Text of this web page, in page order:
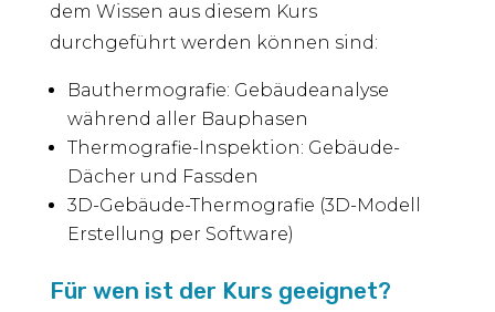
dem Wissen aus diesem Kurs
durchgeführt werden können sind:
Bauthermografie: Gebäudeanalyse
während aller Bauphasen
Thermografie-Inspektion: Gebäude-
Dächer und Fassden
3D-Gebäude-Thermografie (3D-Modell
Erstellung per Software)
Für wen ist der Kurs geeignet?